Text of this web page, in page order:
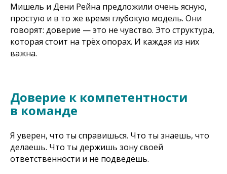
Мишель и Дени Рейна предложили очень ясную,
простую и в то же время глубокую модель. Они
говорят: доверие — это не чувство. Это структура,
которая стоит на трёх опорах. И каждая из них
важна.
Доверие к компетентности
в команде
Я уверен, что ты справишься. Что ты знаешь, что
делаешь. Что ты держишь зону своей
ответственности и не подведёшь.